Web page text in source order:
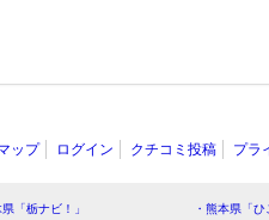
ップ ログイン クチコミ投稿 プラ
県「栃ナビ！」
・熊本県「